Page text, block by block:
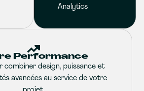
Analytics
Performance
combiner design, puissance et
avancées au service de votre